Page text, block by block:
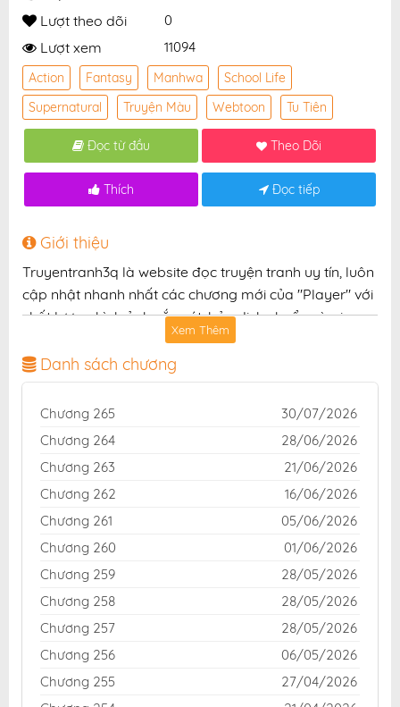
Lượt theo dõi 0
Lượt xem 11094
Action Fantasy Manhwa
School Life
Supernatural
Truyện Màu Webtoon Tu Tiên
Đọc từ đầu Theo Dõi
Thích Đọc tiếp
Giới thiệu
Truyentranh3q là website đọc truyện tranh uy tín, luôn
cập nhật nhanh nhất các chương mới của "Player" với
chất lượng hình ảnh sắc nét, bản dịch chuẩn và giao
diện thân thiện, mang đến trải nghiệm đọc truyện hấp
dẫn, tiện lợi, hoàn toàn miễn phí cho độc giả yêu thích
truyện tranh online.
Xem Thêm
Danh sách chương
Chương 265
30/07/2026
Chương 264
28/06/2026
Chương 263
21/06/2026
Chương 262
16/06/2026
Chương 261
05/06/2026
Chương 260
01/06/2026
Chương 259
28/05/2026
Chương 258
28/05/2026
Chương 257
28/05/2026
Chương 256
06/05/2026
Chương 255
27/04/2026